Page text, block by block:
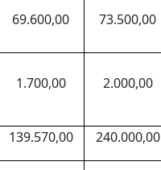
69.600,00 73.500,00
1.700,00 2.000,00
139.570,00 240.000,00